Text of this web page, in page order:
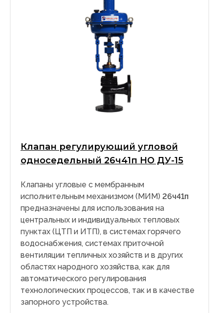
Клапан регулирующий угловой
односедельный 26ч41п НО ДУ-15
Клапаны угловые с мембранным
исполнительным механизмом (МИМ) 26ч41п
предназначены для использования на
центральных и индивидуальных тепловых
пунктах (ЦТП и ИТП), в системах горячего
водоснабжения, системах приточной
вентиляции тепличных хозяйств и в других
областях народного хозяйства, как для
автоматического регулирования
технологических процессов, так и в качестве
запорного устройства.